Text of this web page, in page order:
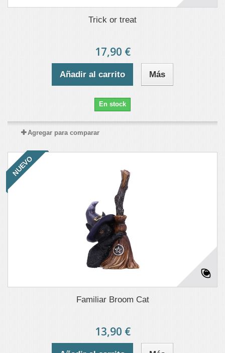
Trick or treat
17,90 €
Añadir al carrito Más
En stock
Agregar para comparar
NUEVO
Familiar Broom Cat
13,90 €